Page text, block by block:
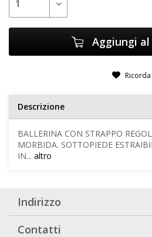
Aggiungi
Ricorda
Descrizione
BALLERINA CON STRAPPO
MORBIDA. SOTTOPIEDE
IN... altro
Indirizzo
Contatti